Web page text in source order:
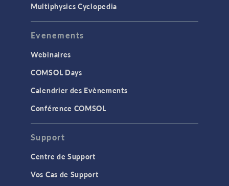
Multiphysics Cyclopedia
Evenements
Webinaires
COMSOL Days
Calendrier des Evènements
Conférence COMSOL
Support
Centre de Support
Vos Cas de Support